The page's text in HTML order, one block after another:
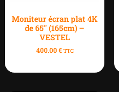
Moniteur écran plat 4K
de 65″ (165cm) –
VESTEL
400.00€ TTC